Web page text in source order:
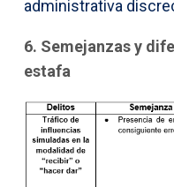
administrativa
6. Semejanzas y
estafa